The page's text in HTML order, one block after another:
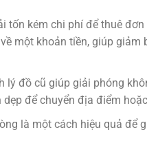
kém chi phí để thuê
một khoản tiền, giúp
lý đồ cũ giúp giải phóng
để chuyển địa điểm
là một cách hiệu quả để